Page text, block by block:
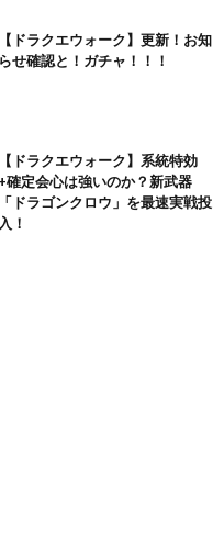
【ドラクエウォーク】更新！お知
らせ確認と！ガチャ！！！
【ドラクエウォーク】系統特効
+確定会心は強いのか？新武器
「ドラゴンクロウ」を最速実戦投
入！